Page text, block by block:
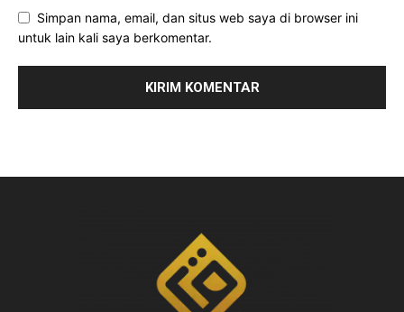
Simpan nama, email, dan situs web saya di browser ini
untuk lain kali saya berkomentar.